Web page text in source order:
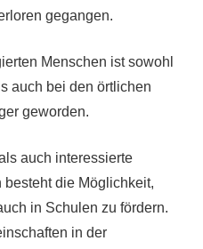
gegangen.
Menschen ist sowohl
auch bei den örtlichen
geworden.
auch interessierte
die Möglichkeit,
in Schulen zu fördern.
in der